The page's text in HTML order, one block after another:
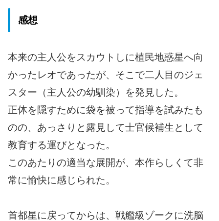
感想
本来の主人公をスカウトしに植民地惑星へ向
かったレオであったが、そこで二人目のジェ
スター（主人公の幼馴染）を発見した。
正体を隠すために袋を被って指導を試みたも
のの、あっさりと露見して士官候補生として
教育する運びとなった。
このあたりの適当な展開が、本作らしくて非
常に愉快に感じられた。
首都星に戻ってからは、戦艦級ゾークに洗脳